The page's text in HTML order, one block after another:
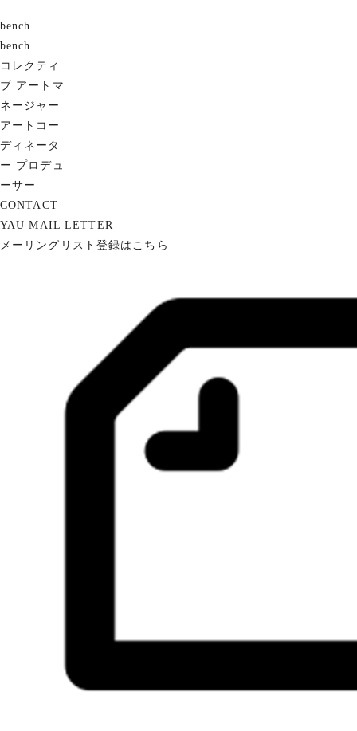
bench
bench
コレクティ
ブ アートマ
ネージャー
アートコー
ディネータ
ー プロデュ
ーサー
CONTACT
YAU MAIL LETTER
メーリングリスト登録はこちら